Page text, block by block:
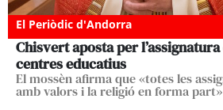
El Periòdic d'Andorra
Chisvert aposta per
centres educatius
El mossèn afirma que «totes les
amb valors i la religió en forma part»